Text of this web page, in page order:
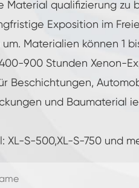
Material qualifizierung zu
Exposition im
um. Materialien können 1
900 Stunden Xenon-
Beschichtungen,
und Baumaterial
XL-S-500,XL-S-750 und